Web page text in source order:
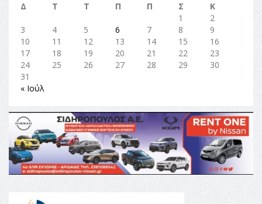
Δ
Τ Τ Π Π Σ
Κ
1
2
3
4 5 6 7 8
9
10
11 12 13 14 15
16
17
18 19 20 21 22
23
24
25 26 27 28 29
30
31
« Ιούλ